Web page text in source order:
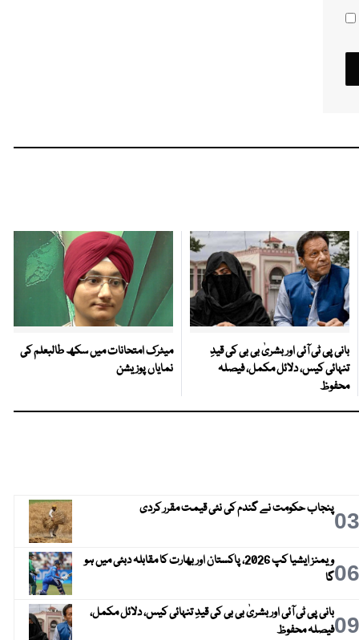
بانی پی ٹی آئی اور بشریٰ بی بی کی قیدِ
تنہائی کیس، دلائل مکمل، فیصلہ
محفوظ
میٹرک امتحانات میں سکھ طالبعلم کی
نمایاں پوزیشن
03پنجاب حکومت نے گندم کی نئی قیمت مقرر کردی
06
ویمنز ایشیا کپ 2026، پاکستان اور بھارت کا مقابلہ دبئی میں ہو
گا
09بانی پی ٹی آئی اور بشریٰ بی بی کی قیدِ تنہائی کیس، دلائل مکمل،
فیصلہ محفوظ